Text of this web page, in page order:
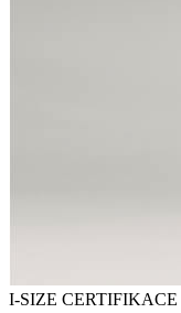
I-SIZE CERTIFIKACE